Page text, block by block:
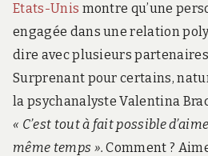
Etats-Unis montre qu’une
engagée dans une relation
dire avec plusieurs
Surprenant pour certains,
la psychanalyste Valentina
« C’est tout à fait possible
même temps ».Comment ?